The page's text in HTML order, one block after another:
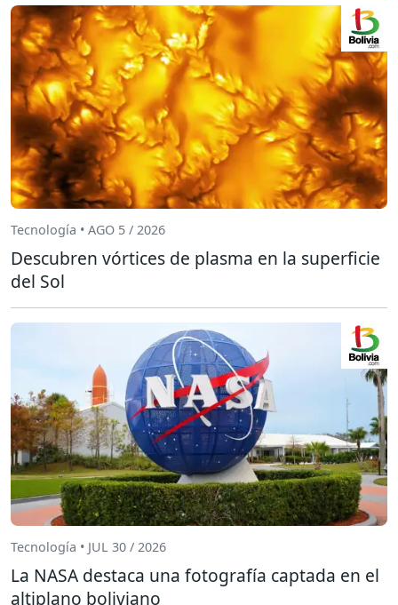
Tecnología • AGO 5 / 2026
Descubren vórtices de plasma en la superficie
del Sol
Tecnología • JUL 30 / 2026
La NASA destaca una fotografía captada en el
altiplano boliviano